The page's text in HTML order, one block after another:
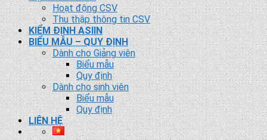
Hoạt động CSV
Thu thập thông tin CSV
KIỂM ĐỊNH ASIIN
BIỂU MẪU – QUY ĐỊNH
Dành cho Giảng viên
Biểu mẫu
Quy định
Dành cho sinh viên
Biểu mẫu
Quy định
LIÊN HỆ